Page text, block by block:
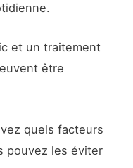
et un traitement
être
quels facteurs
pouvez les éviter